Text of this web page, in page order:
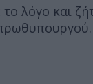
λόγο και